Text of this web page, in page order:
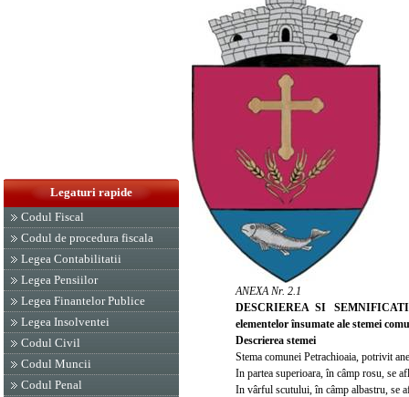
Legaturi rapide
Codul Fiscal
Codul de procedura fiscala
Legea Contabilitatii
Legea Pensiilor
Legea Finantelor Publice
Legea Insolventei
Codul Civil
Codul Muncii
Codul Penal
ANEXA Nr. 2.1
DESCRIEREA SI
elementelor însumate ale stemei
Descrierea stemei
Stema comunei Petrachioaia, potrivit
In partea superioara, în câmp rosu, se
In vârful scutului, în câmp albastru, se